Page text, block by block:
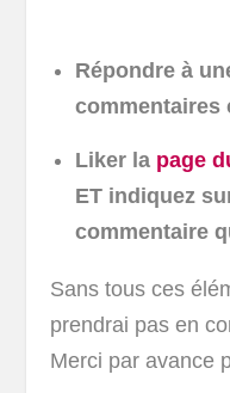
Répondre à
commentaires
Liker la page
ET indiquez
commentaire
Sans tous ces
prendrai pas en
Merci par avance